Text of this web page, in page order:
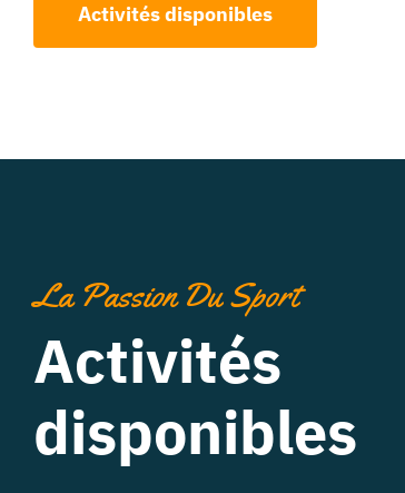
Activités disponibles
La Passion Du Sport
Activités
disponibles